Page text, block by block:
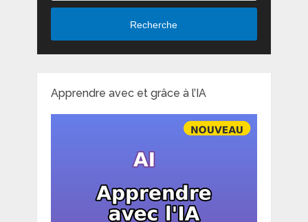
Recherche
Apprendre avec et grâce à l’IA